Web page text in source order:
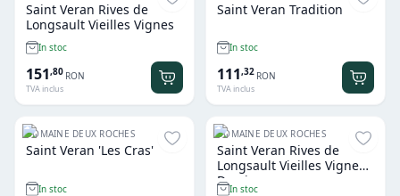
Saint Veran Rives de
Longsault Vieilles Vignes
In stoc
151,80 RON
TVA inclus
Saint Veran Tradition
In stoc
111,32 RON
TVA inclus
DOMAINE DEUX ROCHES
Saint Veran 'Les Cras'
In stoc
DOMAINE DEUX ROCHES
Saint Veran Rives de
Longsault Vieilles Vignes
Demi
In stoc